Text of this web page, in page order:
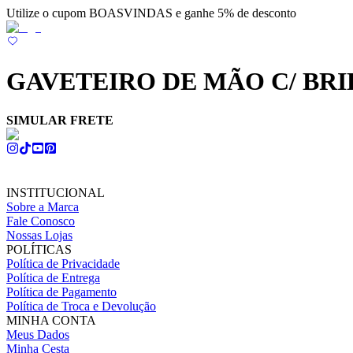
Utilize o cupom BOASVINDAS e ganhe 5% de desconto
GAVETEIRO DE MÃO C/
SIMULAR FRETE
INSTITUCIONAL
Sobre a Marca
Fale Conosco
Nossas Lojas
POLÍTICAS
Política de Privacidade
Política de Entrega
Política de Pagamento
Política de Troca e Devolução
MINHA CONTA
Meus Dados
Minha Cesta